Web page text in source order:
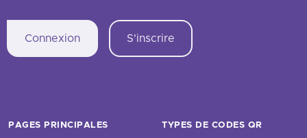
Connexion S'inscrire
PAGES PRINCIPALES TYPES DE CODES QR